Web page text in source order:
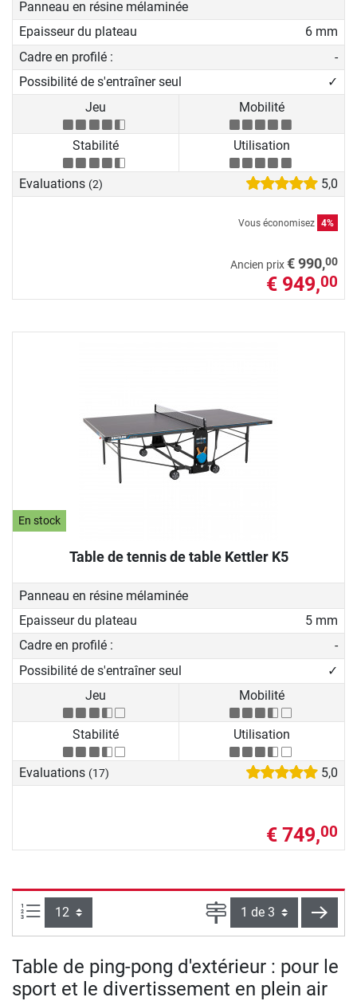
Panneau en résine mélaminée
Epaisseur du plateau
6 mm
Cadre en profilé :
-
Possibilité de s'entraîner seul
✓
Jeu
Mobilité
Stabilité Utilisation
Evaluations (2) 5,0
Vous économisez 4%
Ancien prix€ 990,00
€ 949,00
En stock
Table de tennis de table Kettler K5
Panneau en résine mélaminée
Epaisseur du plateau
5 mm
Cadre en profilé :
-
Possibilité de s'entraîner seul
✓
Jeu
Mobilité
Stabilité Utilisation
Evaluations (17) 5,0
€ 749,00
Articles par page : Page
Table de ping-pong d'extérieur : pour le
sport et le divertissement en plein air